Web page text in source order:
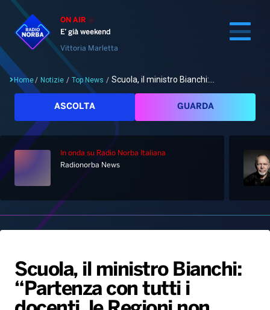
ON AIR
E’ già weekend
Vittoria Marletta
Cerca
Home
Palinsesto
Hit Dance
Giochi&Concorsi
PALATOUR
Notizie
Locali
Musica e Spettacolo
Playlist
Generale
Notiziario
Gallery
Radio Norba News TV
Home/ Notizie / Top News / Scuola, il ministro Bianchi:...
ASCOLTA GUARDA
In onda su Radio Norba Italiana
Radionorba News
Scuola, il ministro Bianchi:
“Partenza con tutti i